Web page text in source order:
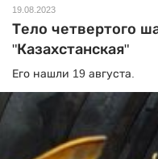
19.08.2023
Тело четвертого
"Казахстанская"
Его нашли 19 августа.